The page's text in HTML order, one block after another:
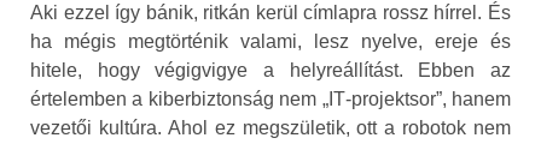
Aki ezzel így bánik, ritkán kerül címlapra rossz hírrel. És
ha mégis megtörténik valami, lesz nyelve, ereje és
hitele, hogy végigvigye a helyreállítást. Ebben az
értelemben a kiberbiztonság nem „IT‑projektsor”, hanem
vezetői kultúra. Ahol ez megszületik, ott a robotok nem